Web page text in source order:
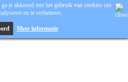
je akkoord met het gebruik van cookies om
en te verbeteren.
Meer informatie